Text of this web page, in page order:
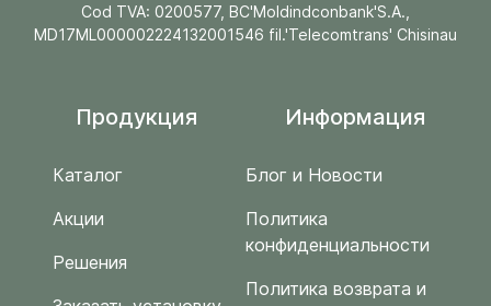
Cod TVA: 0200577, BC'Moldindconbank'S.A.,
MD17ML000002224132001546 fil.'Telecomtrans' Chisinau
Продукция
Каталог
Акции
Решения
Информация
Блог и Новости
Политика
конфиденциальности
Политика возврата и